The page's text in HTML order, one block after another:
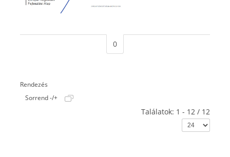
0
Rendezés
Sorrend -/+
Találatok: 1 - 12 / 12